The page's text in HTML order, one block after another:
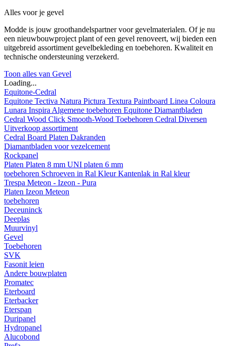
Alles voor je gevel
Modde is jouw groothandelspartner voor gevelmaterialen. Of je nu
een nieuwbouwproject plant of een gevel renoveert, wij bieden een
uitgebreid assortiment gevelbekleding en toebehoren. Kwaliteit en
technische ondersteuning verzekerd.
Toon alles van Gevel
Loading...
Equitone-Cedral
Equitone Tectiva Natura Pictura Textura Paintboard Linea Coloura
Lunara Inspira Algemene toebehoren Equitone Diamantbladen
Cedral Wood Click Smooth-Wood Toebehoren Cedral Diversen
Uitverkoop assortiment
Cedral Board Platen Dakranden
Diamantbladen voor vezelcement
Rockpanel
Platen Platen 8 mm UNI platen 6 mm
toebehoren Schroeven in Ral KleurKantenlak in Ral kleur
Trespa Meteon - Izeon - Pura
Platen Izeon Meteon
toebehoren
Deceuninck
Deeplas
Muurvinyl
Gevel
Toebehoren
SVK
Fasonit leien
Andere bouwplaten
Promatec
Eterboard
Eterbacker
Eterspan
Duripanel
Hydropanel
Alucobond